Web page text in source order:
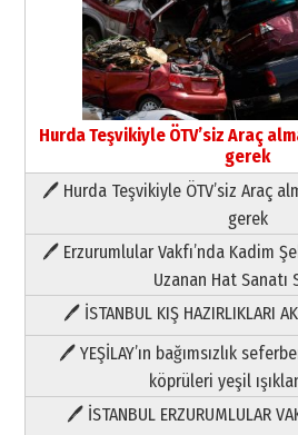
Hurda Teşvikiyle ÖTV’siz Araç
gerek
🖊 Hurda Teşvikiyle ÖTV’siz Araç
gerek
🖊 Erzurumlular Vakfı’nda Kadim
Uzanan Hat Sanatı
🖊 İSTANBUL KIŞ HAZIRLIKLARI
🖊 YEŞİLAY’ın bağımsızlık
köprüleri yeşil
🖊 İSTANBUL ERZURUMLULAR
Paranın Aile Kültüründeki Yeri
03 Ağustos 2026 Pazartesi
Yıldırım Gündoğdu
HAVVA’NIN ÜÇ KIZI
09 Temmuz 2026 Perşembe
Yusuf POLAT